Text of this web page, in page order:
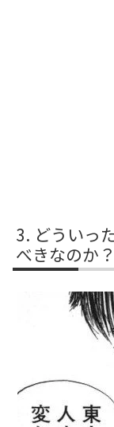
どういっ
べきなのか？